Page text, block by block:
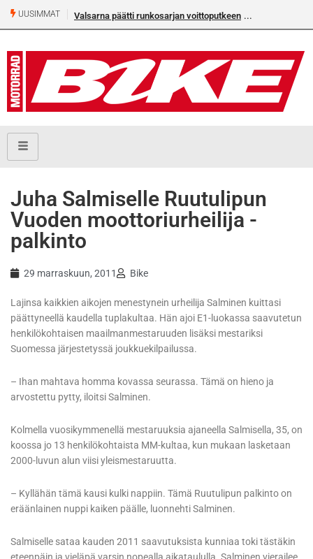
UUSIMMAT Valsarna päätti runkosarjan voittoputkeen
Juha Salmiselle Ruutulipun
Vuoden moottoriurheilija -
palkinto
29 marraskuun, 2011 Bike
Lajinsa kaikkien aikojen menestynein urheilija Salminen kuittasi
päättyneellä kaudella tuplakultaa. Hän ajoi E1-luokassa saavutetun
henkilökohtaisen maailmanmestaruuden lisäksi mestariksi
Suomessa järjestetyssä joukkuekilpailussa.
– Ihan mahtava homma kovassa seurassa. Tämä on hieno ja
arvostettu pytty, iloitsi Salminen.
Kolmella vuosikymmenellä mestaruuksia ajaneella Salmisella, 35, on
koossa jo 13 henkilökohtaista MM-kultaa, kun mukaan lasketaan
2000-luvun alun viisi yleismestaruutta.
– Kyllähän tämä kausi kulki nappiin. Tämä Ruutulipun palkinto on
eräänlainen nuppi kaiken päälle, luonnehti Salminen.
Salmiselle sataa kauden 2011 saavutuksista kunniaa toki tästäkin